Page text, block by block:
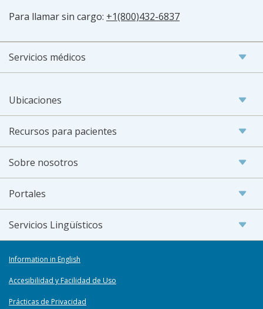
Para llamar sin cargo: +1(800)432-6837
Servicios médicos
Ubicaciones
Recursos para pacientes
Sobre nosotros
Portales
Servicios Lingüísticos
Information in English
Accesibilidad y Facilidad de Uso
Prácticas de Privacidad